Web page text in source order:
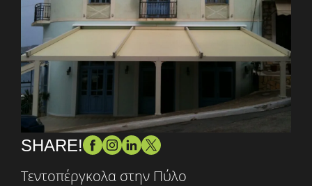
SHARE!
Τεντοπέργκολα στην Πύλο